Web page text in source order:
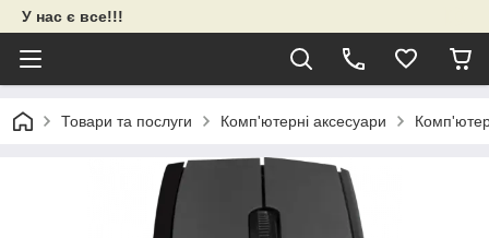
У нас є все!!!
Товари та послуги Комп'ютерні аксесуари